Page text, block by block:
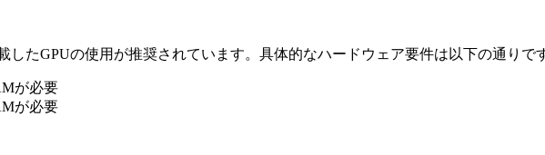
たGPUの使用が推奨されています。具体的なハードウェア要件は以下の通りで
が必要
が必要